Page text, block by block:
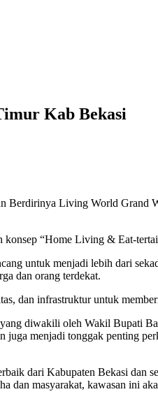
Kab Bekasi
Living World Grand
“Home Living & Eat-
untuk menjadi lebih dari
dan orang terdekat.
dan infrastruktur untuk
diwakili oleh Wakil Bupati
menjadi tonggak penting
dari Kabupaten Bekasi dan
dan masyarakat, kawasan ini